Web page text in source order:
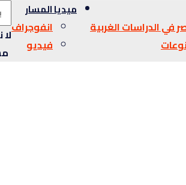
في الدراسات الغربية
ميديا المسار
انفوجراف
فيديو